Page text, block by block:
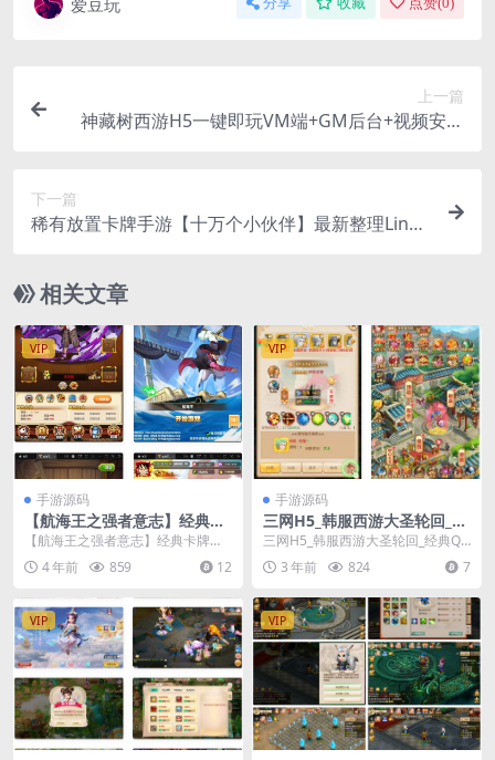
爱豆玩
上一篇
神藏树西游H5一键即玩VM端+GM后台+视频安装
下一篇
稀有放置卡牌手游【十万个小伙伴】最新整理Linux
相关文章
VIP
手游源码
【航海王之强者意志】经典卡
牌手游 最新整理Win半手工服
务端+GM后台+安卓苹果双端
【航海王之强者意志】经典卡牌手
游 最新整理Win半手工服务端+GM
后台+安卓苹果...
4 年前 859 12
VIP
手游源码
三网H5_韩服西游大圣轮回_经
典Q萌三网H5全网通动作回合
三网H5_韩服西游大圣轮回_经典Q
萌三网H5全网通动作回合手游_Linu
x服务端...
3 年前 824 7
VIP VIP